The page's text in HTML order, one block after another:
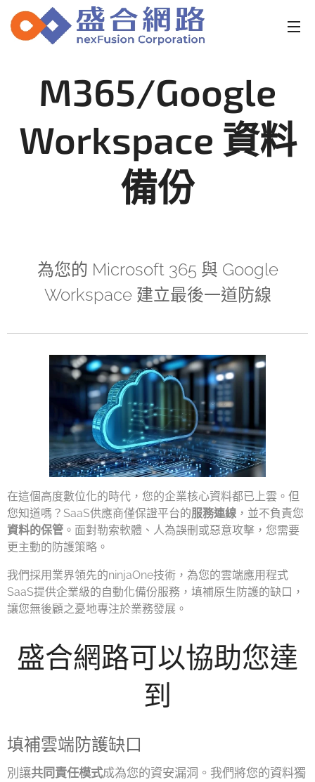
M365/Google
Workspace 資料
備份
為您的 Microsoft 365 與 Google
Workspace 建立最後一道防線
在這個高度數位化的時代，您的企業核心資料都已上雲。但
您知道嗎？SaaS供應商僅保證平台的服務連線 ，並不負責您
資料的保管 。面對勒索軟體、人為誤刪或惡意攻擊，您需要
更主動的防護策略。
我們採用業界領先的ninjaOne技術，為您的雲端應用程式
SaaS提供企業級的自動化備份服務，填補原生防護的缺口，
讓您無後顧之憂地專注於業務發展。
盛合網路可以協助您達
到
填補雲端防護缺口
別讓共同責任模式成為您的資安漏洞。我們將您的資料獨